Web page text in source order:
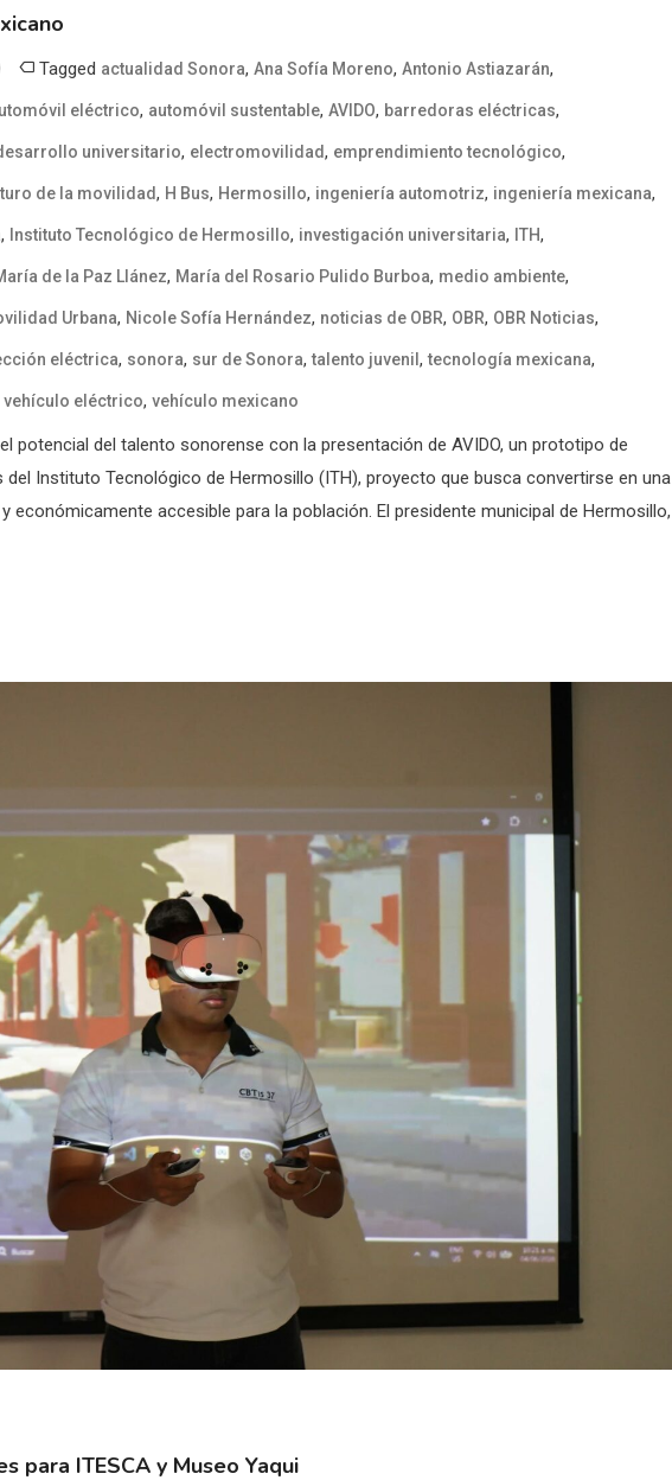
Tagged actualidad Sonora, Ana Sofía Moreno, Antonio Astiazarán,
eléctrico, automóvil sustentable, AVIDO, barredoras eléctricas,
universitario, electromovilidad, emprendimiento tecnológico,
de la movilidad, H Bus, Hermosillo, ingeniería automotriz, ingeniería mexicana,
, Instituto Tecnológico de Hermosillo, investigación universitaria, ITH,
de la Paz Llánez, María del Rosario Pulido Burboa, medio ambiente,
Urbana, Nicole Sofía Hernández, noticias de OBR, OBR, OBR Noticias,
eléctrica, sonora, sur de Sonora,talento juvenil ,tecnología mexicana,
vehículo eléctrico, vehículo mexicano
potencial del talento sonorense con la presentación de AVIDO, un prototipo de
Instituto Tecnológico de Hermosillo (ITH), proyecto que busca convertirse en una
económicamente accesible para la población. El presidente municipal de Hermosillo,
para ITESCA y Museo Yaqui